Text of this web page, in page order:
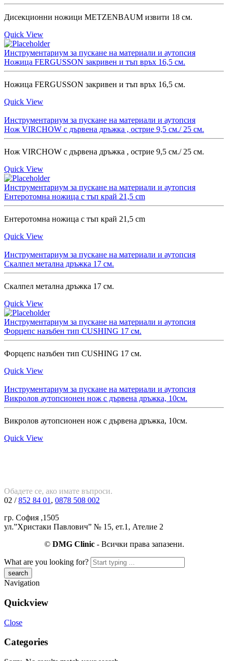
Дисекционни ножици METZENBAUM извити 18 см.
Quick View
Инструментариум за пускане на материали и аутопсия
Ножица FERGUSSON закривен и тъп връх 16,5 см.
Ножица FERGUSSON закривен и тъп връх 16,5 см.
Quick View
Инструментариум за пускане на материали и аутопсия
Нож VIRCHOW с дървена дръжка , острие 9,5 см./ 25 см.
Нож VIRCHOW с дървена дръжка , острие 9,5 см./ 25 см.
Quick View
Инструментариум за пускане на материали и аутопсия
Ентеротомна ножица с тъп край 21,5 cm
Ентеротомна ножица с тъп край 21,5 cm
Quick View
Инструментариум за пускане на материали и аутопсия
Скалпел метална дръжка 17 см.
Скалпел метална дръжка 17 см.
Quick View
Инструментариум за пускане на материали и аутопсия
Форцепс назъбен тип CUSHING 17 см.
Форцепс назъбен тип CUSHING 17 см.
Quick View
Инструментариум за пускане на материали и аутопсия
Викролов аутопсионен нож с дървена дръжка, 10см.
Викролов аутопсионен нож с дървена дръжка, 10см.
Quick View
Обадете се, ако имате въпроси.
02 /852 84 01 , 0878 508 002
гр. София ,1505
ул.”Христаки Павлович” № 15, ет.1, Ателие 2
© DMG Clinic- Всички права запазени.
What are you looking for?
Navigation
Quickview
Close
Categories